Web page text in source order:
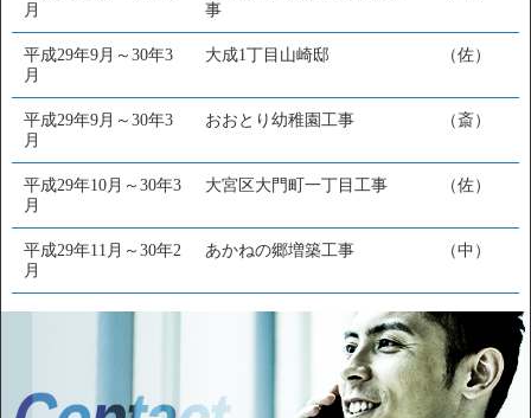
月
事
平成29年9月～30年3
月
大成1丁目山崎邸 （佐）
平成29年9月～30年3
月
おおとり幼稚園工事 （斎）
平成29年10月～30年3
月
大宮区大門町一丁目工事 （佐）
平成29年11月～30年2
月
あかねの郷増築工事 （中）